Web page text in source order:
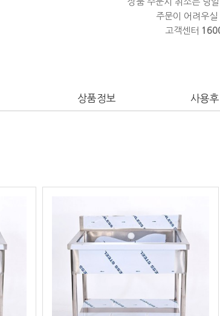
주문이 어려우실
고객센터
상품정보 사용후